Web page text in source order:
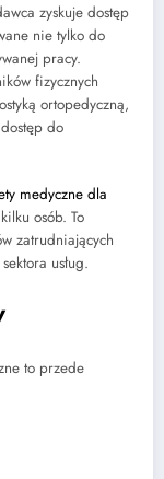
zyskuje dostęp
nie tylko do
pracy.
fizycznych
ortopedyczną,
do
medyczne dla
osób. To
zatrudniających
usług.
to przede